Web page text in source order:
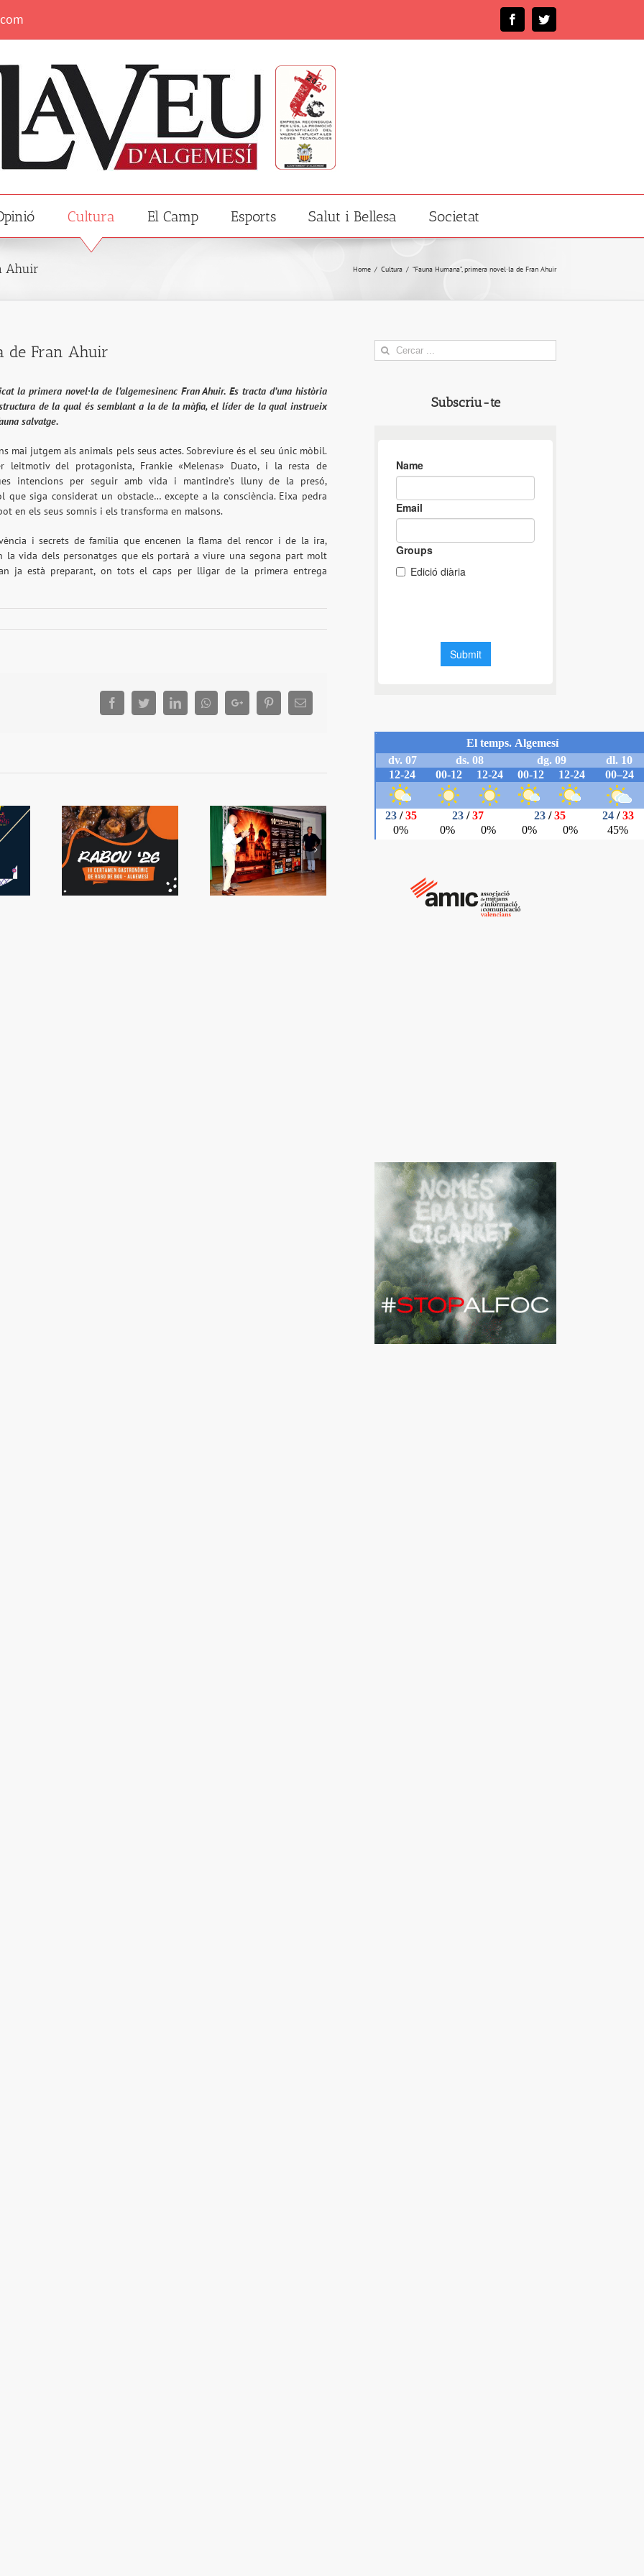
FacebookTwitter
Cultura El Camp Esports Salut i Bellesa Societat
Ahuir Home / Cultura / “Fauna Humana”, primera novel·la de Fran Ahuir
de Fran Ahuir
la primera novel·la de l’algemesinenc Fran Ahuir. Es tracta d’una història
de la qual és semblant a la de la màfia, el líder de la qual instrueix
salvatge.
mai jutgem als animals pels seus actes. Sobreviure és el seu únic mòbil.
leitmotiv del protagonista, Frankie «Melenas» Duato, i la resta de
intencions per seguir amb vida i mantindre’s lluny de la presó,
que siga considerat un obstacle… excepte a la consciència. Eixa pedra
en els seus somnis i els transforma en malsons.
i secrets de família que encenen la flama del rencor i de la ira,
la vida dels personatges que els portarà a viure una segona part molt
ja està preparant, on tots el caps per lligar de la primera entrega
FacebookTwitterLinkedInWhatsappGoogle+ PinterestEmail
tornarà a
Presentada la
Setmana de Bous
La capacitat de Nek
sorprén a València
Search
for:
Subscriu-te